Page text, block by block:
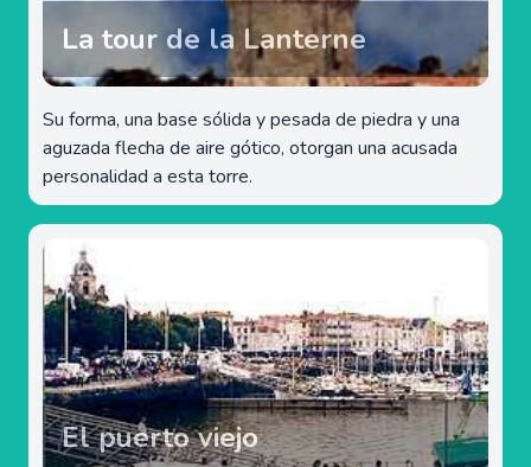
La tour de la Lanterne
Su forma, una base sólida y pesada de piedra y una
aguzada flecha de aire gótico, otorgan una acusada
personalidad a esta torre.
El puerto viejo